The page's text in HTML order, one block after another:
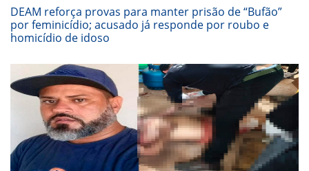
DEAM reforça provas para manter prisão de “Bufão”
por feminicídio; acusado já responde por roubo e
homicídio de idoso